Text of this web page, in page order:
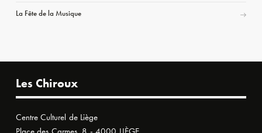
La Fête de la Musique
Les Chiroux
Centre Culturel de Liège